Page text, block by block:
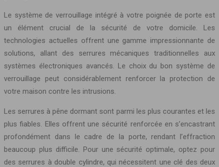
Le système de verrouillage intégré à votre poignée de porte est
un élément crucial de la sécurité de votre domicile. Les
technologies actuelles offrent une gamme impressionnante de
solutions, allant des serrures mécaniques traditionnelles aux
systèmes électroniques avancés. Le choix du bon système de
verrouillage peut considérablement renforcer la protection de
votre maison contre les intrusions.
Les serrures à pêne dormant sont parmi les plus courantes et les
plus fiables. Elles offrent une sécurité renforcée en s’encastrant
profondément dans le cadre de la porte, rendant l’effraction
beaucoup plus difficile. Pour une sécurité optimale, optez pour
des serrures à double cylindre, qui nécessitent une clé des deux